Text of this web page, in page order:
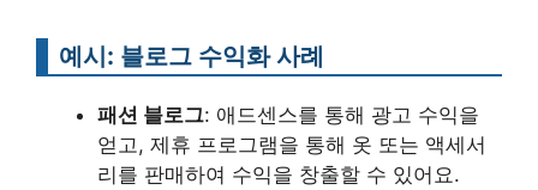
예시: 블로그 수익화 사례
패션 블로그: 애드센스를 통해 광고 수익을
얻고, 제휴 프로그램을 통해 옷 또는 액세서
리를 판매하여 수익을 창출할 수 있어요.